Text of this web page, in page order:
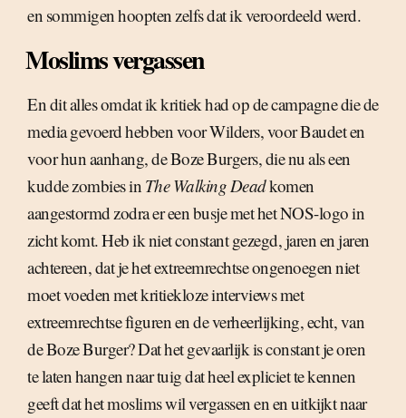
en sommigen hoopten zelfs dat ik veroordeeld werd.
Moslims vergassen
En dit alles omdat ik kritiek had op de campagne die de
media gevoerd hebben voor Wilders, voor Baudet en
voor hun aanhang, de Boze Burgers, die nu als een
kudde zombies in The Walking Deadkomen
aangestormd zodra er een busje met het NOS-logo in
zicht komt. Heb ik niet constant gezegd, jaren en jaren
achtereen, dat je het extreemrechtse ongenoegen niet
moet voeden met kritiekloze interviews met
extreemrechtse figuren en de verheerlijking, echt, van
de Boze Burger? Dat het gevaarlijk is constant je oren
te laten hangen naar tuig dat heel expliciet te kennen
geeft dat het moslims wil vergassen en en uitkijkt naar